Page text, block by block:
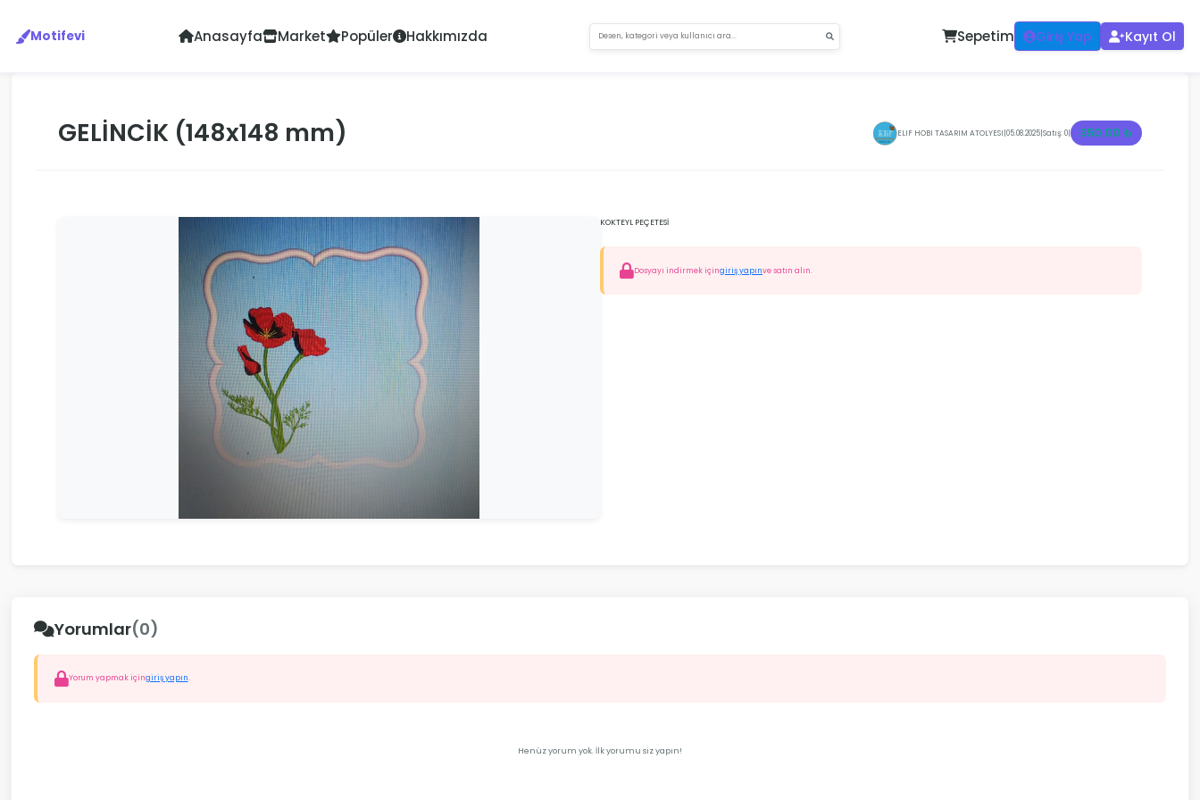
Motifevi Anasayfa Market Popüler Hakkımızda Sepetim Giriş Yap Kayıt Ol
GELİNCİK (148x148 mm) ELIF HOBI TASARIM ATOLYESI|05.08.2025|Satış: 0| 350.00 ₺
KOKTEYL PEÇETESİ
Dosyayı indirmek içingiriş yapınve satın alın.
Yorumlar(0)
Yorum yapmak içingiriş yapın.
Henüz yorum yok. İlk yorumu siz yapın!